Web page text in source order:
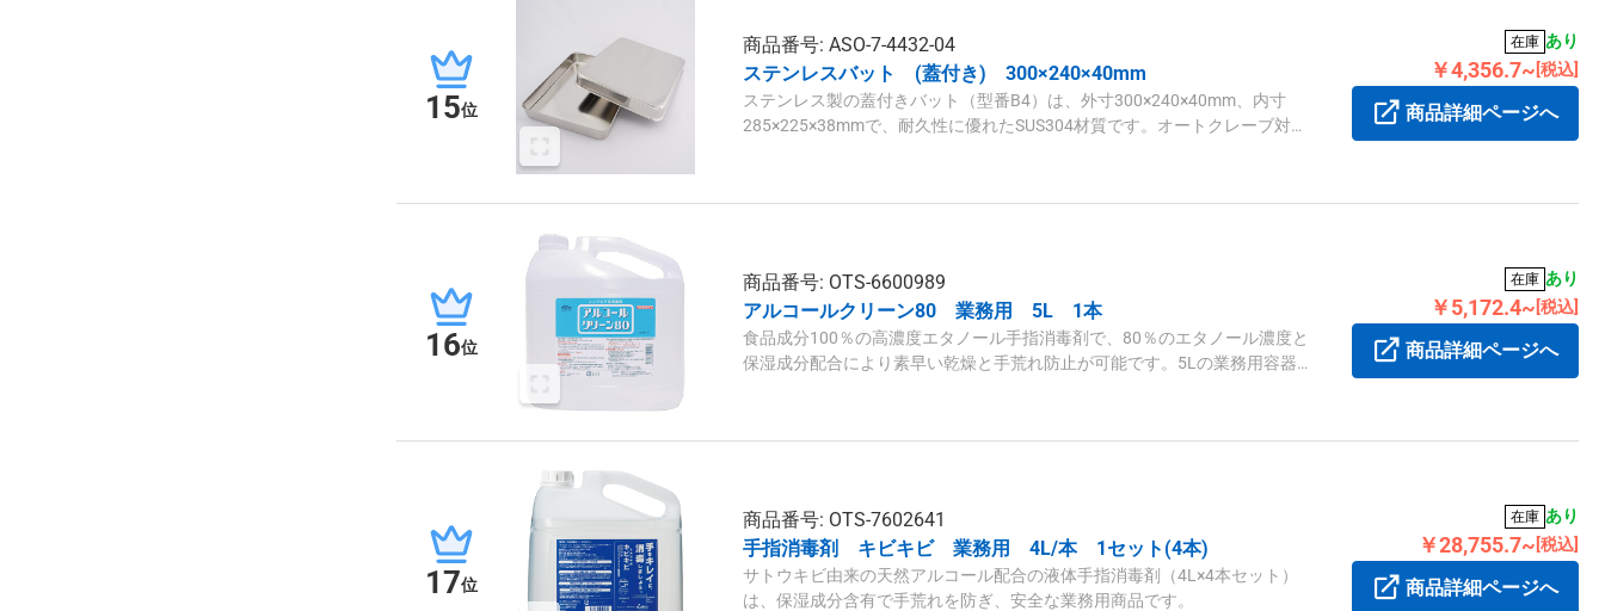
15位
商品番号: ASO-7-4432-04
ステンレスバット (蓋付き) 300×240×40mm
ステンレス製の蓋付きバット（型番B4）は、外寸300×240×40mm、内寸
285×225×38mmで、耐久性に優れたSUS304材質です。オートクレーブ対
在庫 あり
￥4,356.7~ [税込]
商品詳細ページへ
16位
商品番号: OTS-6600989
アルコールクリーン80 業務用 5L 1本
食品成分100％の高濃度エタノール手指消毒剤で、80％のエタノール濃度と
保湿成分配合により素早い乾燥と手荒れ防止が可能です。5Lの業務用容器
在庫 あり
￥5,172.4~ [税込]
商品詳細ページへ
17位
商品番号: OTS-7602641
手指消毒剤 キビキビ 業務用 4L/本 1セット(4本)
サトウキビ由来の天然アルコール配合の液体手指消毒剤（4L×4本セット）
は、保湿成分含有で手荒れを防ぎ、安全な業務用商品です。
在庫 あり
￥28,755.7~ [税込]
商品詳細ページへ